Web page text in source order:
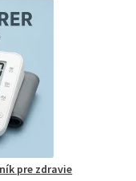
pre zdravie